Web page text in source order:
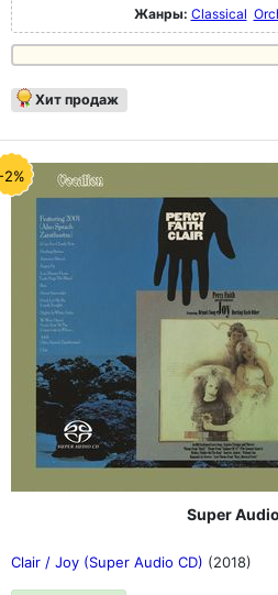
Жанры: Classical
Хит продаж
2%
Super
Clair / Joy (Super Audio CD) (2018)